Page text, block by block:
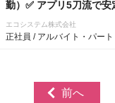
勤）✅ アプリ5刀流で
Uber、DiDi、GO✅ レ
お客様満足度向上を実
エコシステム株式会社
正社員 / アルバイト・パート
前へ